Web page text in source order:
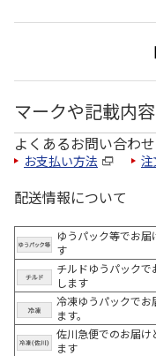
マークや記載内
よくあるお問い合わせ
お支払い方法
配送情報について
ゆうパック等でお届
す
チルドゆうパックで
します
冷凍ゆうパックでお
ます。
佐川急便でのお届け
ます